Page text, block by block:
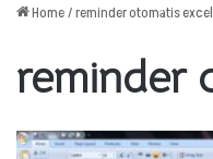
Home/reminder otomatis excel
reminder